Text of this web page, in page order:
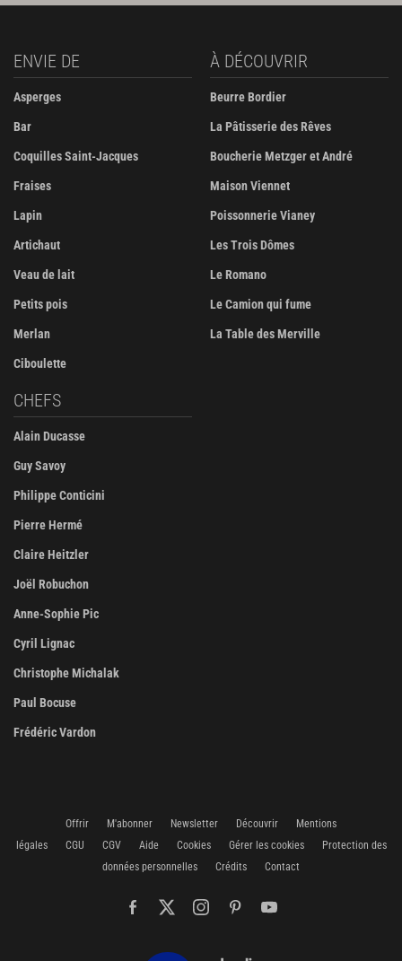
ENVIE DE
Asperges
Bar
Coquilles Saint-Jacques
Fraises
Lapin
Artichaut
Veau de lait
Petits pois
Merlan
Ciboulette
À DÉCOUVRIR
Beurre Bordier
La Pâtisserie des Rêves
Boucherie Metzger et André
Maison Viennet
Poissonnerie Vianey
Les Trois Dômes
Le Romano
Le Camion qui fume
La Table des Merville
CHEFS
Alain Ducasse
Guy Savoy
Philippe Conticini
Pierre Hermé
Claire Heitzler
Joël Robuchon
Anne-Sophie Pic
Cyril Lignac
Christophe Michalak
Paul Bocuse
Frédéric Vardon
Offrir M'abonner Newsletter Découvrir
Mentions
légales
CGU CGV Aide Cookies Gérer les cookies
Protection des
données personnelles
Crédits Contact